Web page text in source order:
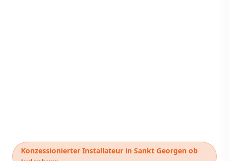
Konzessionierter Installateur in Sankt Georgen ob